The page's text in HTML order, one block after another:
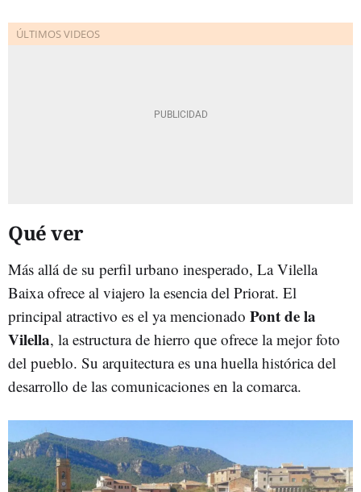
Qué ver
Más allá de su perfil urbano inesperado, La Vilella
Baixa ofrece al viajero la esencia del Priorat. El
principal atractivo es el ya mencionado Pont de la
Vilella, la estructura de hierro que ofrece la mejor foto
del pueblo. Su arquitectura es una huella histórica del
desarrollo de las comunicaciones en la comarca.